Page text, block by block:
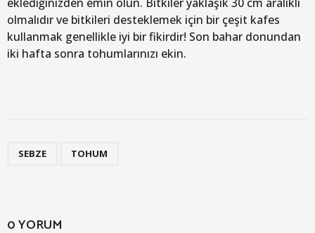
olmalıdır ve bitkileri desteklemek için bir çeşit kafes
kullanmak genellikle iyi bir fikirdir! Son bahar donundan
iki hafta sonra tohumlarınızı ekin.
SEBZE TOHUM
0 YORUM